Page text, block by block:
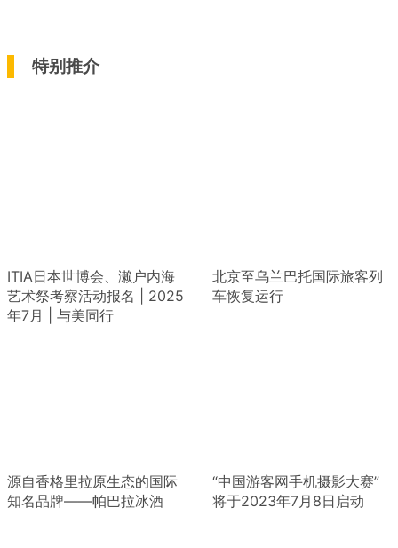
特别推介
ITIA日本世博会、濑户内海
艺术祭考察活动报名 | 2025
年7月 | 与美同行
北京至乌兰巴托国际旅客列
车恢复运行
源自香格里拉原生态的国际
知名品牌——帕巴拉冰酒
“中国游客网手机摄影大赛”
将于2023年7月8日启动